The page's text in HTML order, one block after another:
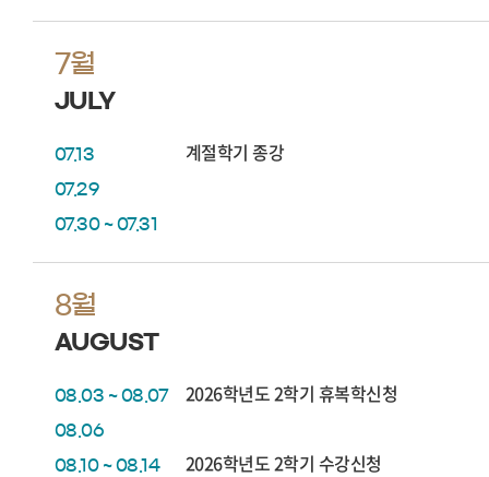
7월
JULY
07.13 계절학기 종강
07.29
07.30 ~ 07.31
8월
AUGUST
08.03 ~ 08.07 2026학년도 2학기 휴복학신청
08.06
08.10 ~ 08.14
2026학년도 2학기 수강신청